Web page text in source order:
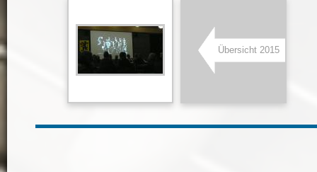
Übersicht 2015